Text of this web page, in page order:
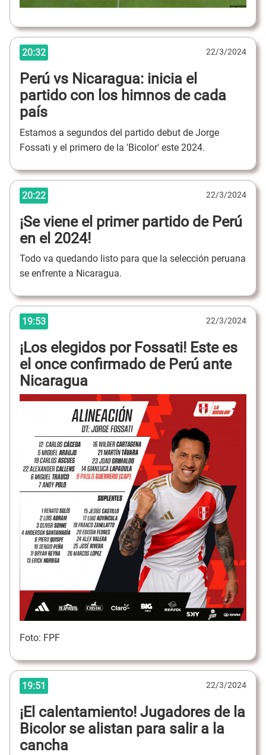
20:32 22/3/2024
Perú vs Nicaragua: inicia el
partido con los himnos de cada
país
Estamos a segundos del partido debut de Jorge
Fossati y el primero de la 'Bicolor' este 2024.
20:22 22/3/2024
¡Se viene el primer partido de Perú
en el 2024!
Todo va quedando listo para que la selección peruana
se enfrente a Nicaragua.
19:53 22/3/2024
¡Los elegidos por Fossati! Este es
el once confirmado de Perú ante
Nicaragua
Foto: FPF
19:51 22/3/2024
¡El calentamiento! Jugadores de la
Bicolor se alistan para salir a la
cancha